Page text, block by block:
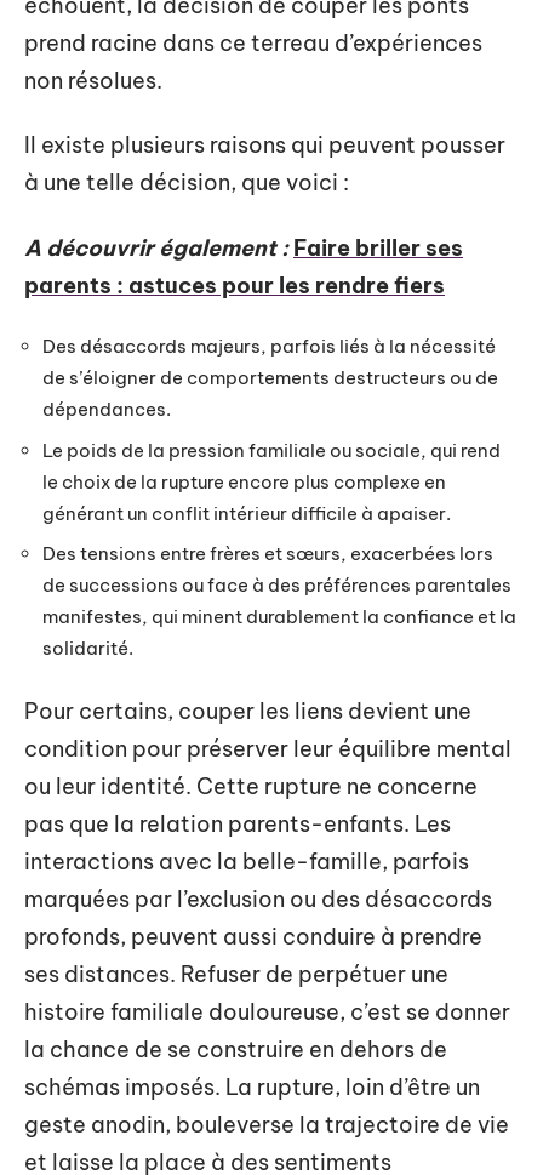
prend racine dans ce terreau d’expériences
non résolues.
Il existe plusieurs raisons qui peuvent pousser
à une telle décision, que voici :
A découvrir également : Faire briller ses
parents : astuces pour les rendre fiers
Des désaccords majeurs, parfois liés à la nécessité
de s’éloigner de comportements destructeurs ou de
dépendances.
Le poids de la pression familiale ou sociale, qui rend
le choix de la rupture encore plus complexe en
générant un conflit intérieur difficile à apaiser.
Des tensions entre frères et sœurs, exacerbées lors
de successions ou face à des préférences parentales
manifestes, qui minent durablement la confiance et la
solidarité.
Pour certains, couper les liens devient une
condition pour préserver leur équilibre mental
ou leur identité. Cette rupture ne concerne
pas que la relation parents-enfants. Les
interactions avec la belle-famille, parfois
marquées par l’exclusion ou des désaccords
profonds, peuvent aussi conduire à prendre
ses distances. Refuser de perpétuer une
histoire familiale douloureuse, c’est se donner
la chance de se construire en dehors de
schémas imposés. La rupture, loin d’être un
geste anodin, bouleverse la trajectoire de vie
et laisse la place à des sentiments